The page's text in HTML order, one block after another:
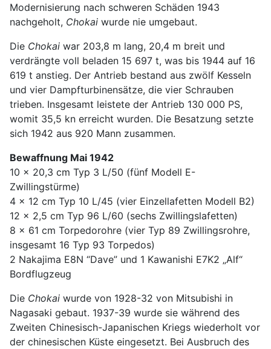
Modernisierung nach schweren Schäden 1943
nachgeholt, Chokai wurde nie umgebaut.
Die Chokai war 203,8 m lang, 20,4 m breit und
verdrängte voll beladen 15 697 t, was bis 1944 auf 16
619 t anstieg. Der Antrieb bestand aus zwölf Kesseln
und vier Dampfturbinensätze, die vier Schrauben
trieben. Insgesamt leistete der Antrieb 130 000 PS,
womit 35,5 kn erreicht wurden. Die Besatzung setzte
sich 1942 aus 920 Mann zusammen.
Bewaffnung Mai 1942
10 x 20,3 cm Typ 3 L/50 (fünf Modell E-
Zwillingstürme)
4 x 12 cm Typ 10 L/45 (vier Einzellafetten Modell B2)
12 x 2,5 cm Typ 96 L/60 (sechs Zwillingslafetten)
8 x 61 cm Torpedorohre (vier Typ 89 Zwillingsrohre,
insgesamt 16 Typ 93 Torpedos)
2 Nakajima E8N “Dave” und 1 Kawanishi E7K2 „Alf“
Bordflugzeug
Die Chokai wurde von 1928-32 von Mitsubishi in
Nagasaki gebaut. 1937-39 wurde sie während des
Zweiten Chinesisch-Japanischen Kriegs wiederholt vor
der chinesischen Küste eingesetzt. Bei Ausbruch des